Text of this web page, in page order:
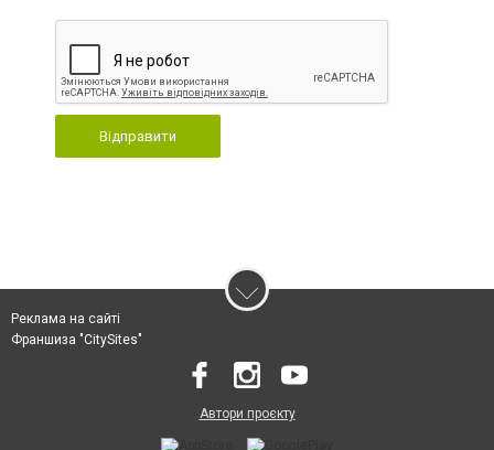
Відправити
Реклама на сайті
Франшиза "CitySites"
Автори проєкту